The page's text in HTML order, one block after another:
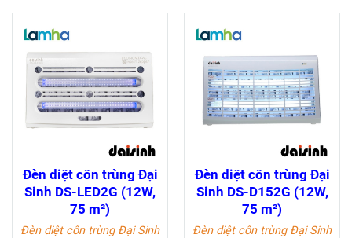
Đèn diệt côn trùng Đại
Sinh DS-LED2G (12W,
75 m²)
Đèn diệt côn trùng Đại Sinh
Đèn diệt côn trùng Đại
Sinh DS-D152G (12W,
75 m²)
Đèn diệt côn trùng Đại Sinh